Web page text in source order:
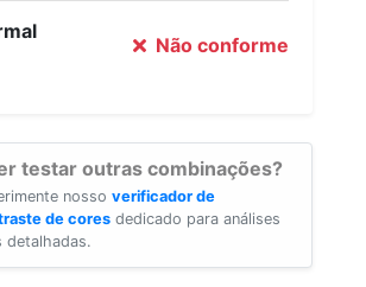
Não conforme
testar outras combinações?
nosso verificador de
de cores dedicado para análises
detalhadas.